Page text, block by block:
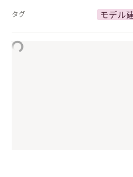
タグ モデル